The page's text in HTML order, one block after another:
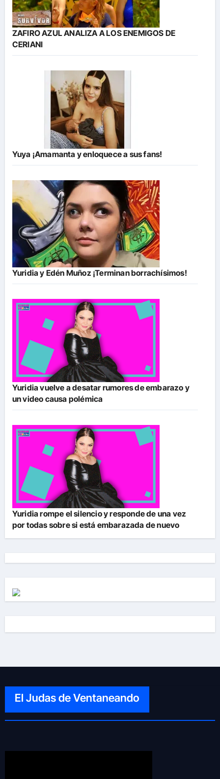
ZAFIRO AZUL ANALIZA A LOS ENEMIGOS DE
CERIANI
Yuya ¡Amamanta y enloquece a sus fans!
Yuridia y Edén Muñoz ¡Terminan borrachísimos!
Yuridia vuelve a desatar rumores de embarazo y
un video causa polémica
Yuridia rompe el silencio y responde de una vez
por todas sobre si está embarazada de nuevo
El Judas de Ventaneando